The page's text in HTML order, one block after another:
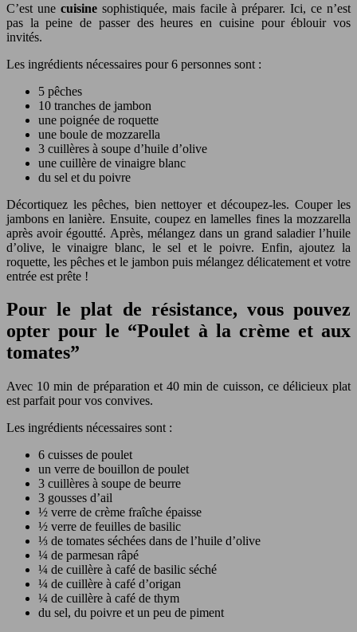
C’est une cuisinesophistiquée, mais facile à préparer. Ici, ce n’est
pas la peine de passer des heures en cuisine pour éblouir vos
invités.
Les ingrédients nécessaires pour 6 personnes sont :
5 pêches
10 tranches de jambon
une poignée de roquette
une boule de mozzarella
3 cuillères à soupe d’huile d’olive
une cuillère de vinaigre blanc
du sel et du poivre
Décortiquez les pêches, bien nettoyer et découpez-les. Couper les
jambons en lanière. Ensuite, coupez en lamelles fines la mozzarella
après avoir égoutté. Après, mélangez dans un grand saladier l’huile
d’olive, le vinaigre blanc, le sel et le poivre. Enfin, ajoutez la
roquette, les pêches et le jambon puis mélangez délicatement et votre
entrée est prête !
Pour le plat de résistance, vous pouvez
opter pour le “Poulet à la crème et aux
tomates”
Avec 10 min de préparation et 40 min de cuisson, ce délicieux plat
est parfait pour vos convives.
Les ingrédients nécessaires sont :
6 cuisses de poulet
un verre de bouillon de poulet
3 cuillères à soupe de beurre
3 gousses d’ail
½ verre de crème fraîche épaisse
½ verre de feuilles de basilic
⅓ de tomates séchées dans de l’huile d’olive
¼ de parmesan râpé
¼ de cuillère à café de basilic séché
¼ de cuillère à café d’origan
¼ de cuillère à café de thym
du sel, du poivre et un peu de piment